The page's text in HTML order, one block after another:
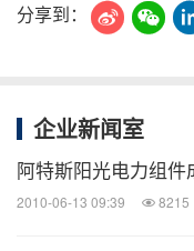
分享到：
企业新闻室
阿特斯阳光电力组
2010-06-13 09:39 8215